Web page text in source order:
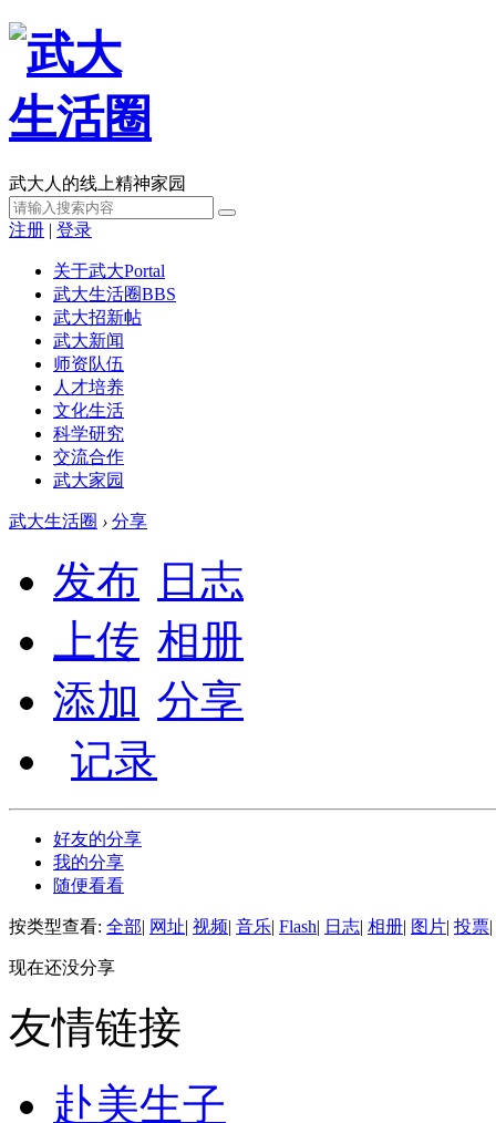
武大人的线上精神家园
注册 | 登录
关于武大Portal
武大生活圈BBS
武大招新帖
武大新闻
师资队伍
人才培养
文化生活
科学研究
交流合作
武大家园
武大生活圈 › 分享
发布
日志
上传 相册
添加 分享
记录
好友的分享
我的分享
随便看看
按类型查看: 全部| 网址| 视频| 音乐| Flash| 日志| 相册| 图片| 投票|
现在还没分享
友情链接
赴美生子